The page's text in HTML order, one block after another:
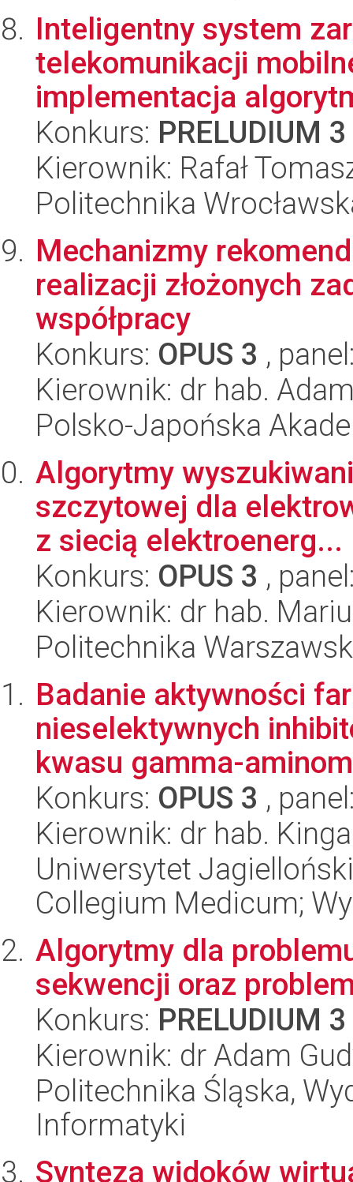
Inteligentny system
telekomunikacji
implementacja
Konkurs: PRELUDIUM 3
Kierownik: Rafał
Politechnika
Mechanizmy
realizacji złożonych
współpracy
Konkurs: OPUS 3 ,
Kierownik: dr hab.
Polsko-Japońska
Algorytmy
szczytowej dla
z siecią elektroenerg...
Konkurs: OPUS 3 ,
Kierownik: dr hab.
Politechnika
Badanie aktywności
nieselektywnych
kwasu gamma-
Konkurs: OPUS 3 ,
Kierownik: dr hab. Kinga
Uniwersytet
Collegium Medicum;
Algorytmy dla
sekwencji oraz
Konkurs: PRELUDIUM 3
Kierownik: dr Adam
Politechnika Śląska,
Informatyki
Synteza widoków